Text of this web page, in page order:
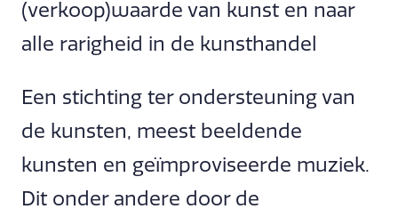
(verkoop)waarde van kunst en naar
alle rarigheid in de kunsthandel
Een stichting ter ondersteuning van
de kunsten, meest beeldende
kunsten en geïmproviseerde muziek.
Dit onder andere door de